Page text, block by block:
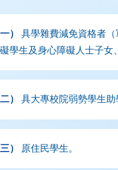
）
具學雜費減免資格者
學生及身心障礙人士子女
） 具大專校院弱勢學生助
） 原住民學生。